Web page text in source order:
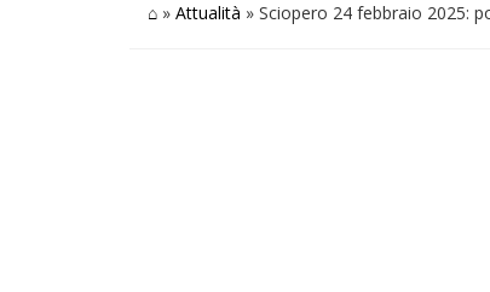
⌂ » Attualità » Sciopero 24 febbraio 2025: